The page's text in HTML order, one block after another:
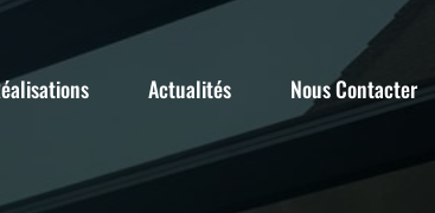
Actualités Nous Contacter